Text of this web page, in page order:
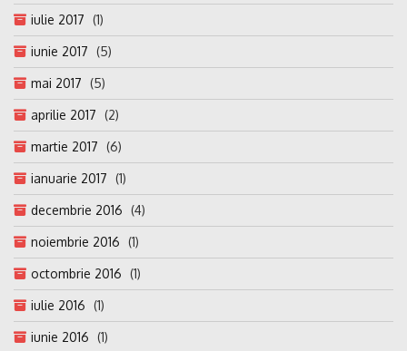
iulie 2017 (1)
iunie 2017 (5)
mai 2017 (5)
aprilie 2017 (2)
martie 2017 (6)
ianuarie 2017 (1)
decembrie 2016 (4)
noiembrie 2016 (1)
octombrie 2016 (1)
iulie 2016 (1)
iunie 2016 (1)